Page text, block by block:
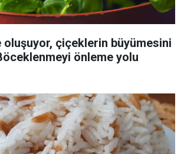
oluşuyor, çiçeklerin büyümesini
önleme yolu